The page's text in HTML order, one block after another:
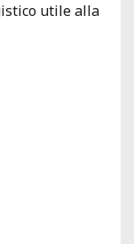
utile alla